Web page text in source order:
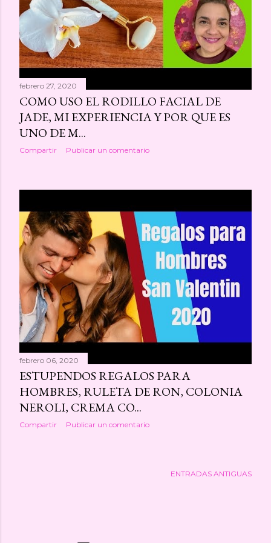
a
s
febrero 27, 2020
COMO USO EL RODILLO FACIAL DE
JADE, MI EXPERIENCIA Y POR QUE ES
UNO DE M...
Compartir Publicar un comentario
febrero 06, 2020
ESTUPENDOS REGALOS PARA
HOMBRES, RULETA DE RON, COLONIA
NEROLI, CREMA CO...
Compartir Publicar un comentario
ENTRADAS ANTIGUAS